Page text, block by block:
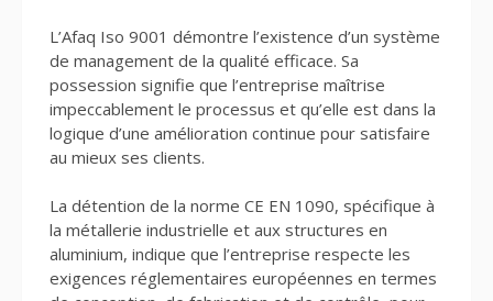
L’Afaq Iso 9001 démontre l’existence d’un système
de management de la qualité efficace. Sa
possession signifie que l’entreprise maîtrise
impeccablement le processus et qu’elle est dans la
logique d’une amélioration continue pour satisfaire
au mieux ses clients.
La détention de la norme CE EN 1090, spécifique à
la métallerie industrielle et aux structures en
aluminium, indique que l’entreprise respecte les
exigences réglementaires européennes en termes